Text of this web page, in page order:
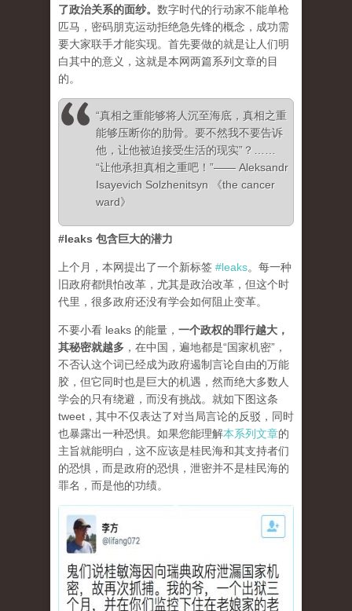
了政治关系的面纱。 数字时代的行动家不能单枪
匹马，密码朋克运动拒绝急先锋的概念，成功需
要大家联手才能实现。首先要做的就是让人们明
白其中的意义，这就是本网两篇系列文章的目
的。
“真相之重能够将人沉至海底，真相之重
能够压断你的肋骨。要不然我不要告诉
他，让他被迫接受生活的现实”？……
“让他承担真相之重吧！”—— Aleksandr
Isayevich Solzhenitsyn 《the cancer
ward》
#leaks 包含巨大的潜力
上个月，本网提出了一个新标签 #leaks。每一种
旧政府都惧怕改革，尤其是政治改革，但这个时
代里，很多政府还没有学会如何阻止变革。
不要小看 leaks 的能量， 一个政权的罪行越大，
其秘密就越多 ，在中国，遍地都是“国家机密”，
不否认这个词已经成为政府遏制言论自由的万能
胶，但它同时也是巨大的机遇，然而绝大多数人
学会的只有绕避，而没有挑战。就如下图这条
tweet，其中不仅表达了对当局言论的反驳，同时
也暴露出一种恐惧。如果您能理解本系列文章的
主旨就能明白，这不应该是桂民海和其支持者们
的恐惧，而是政府的恐惧，泄密并不是桂民海的
罪名，而是他的功绩。